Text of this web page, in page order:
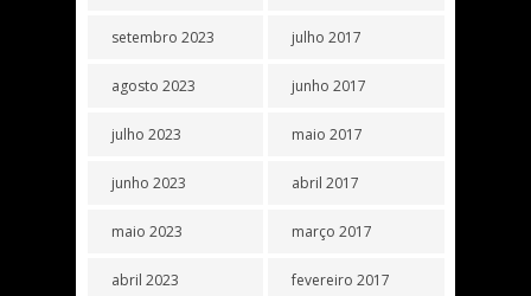
setembro 2023
agosto 2023
julho 2023
junho 2023
maio 2023
abril 2023
julho 2017
junho 2017
maio 2017
abril 2017
março 2017
fevereiro 2017